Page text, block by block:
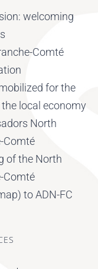
welcoming
Comté
for the
local economy
North
Comté
of the North
Comté
to ADN-FC